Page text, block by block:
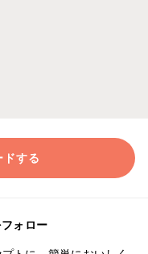
ドする
ォロー